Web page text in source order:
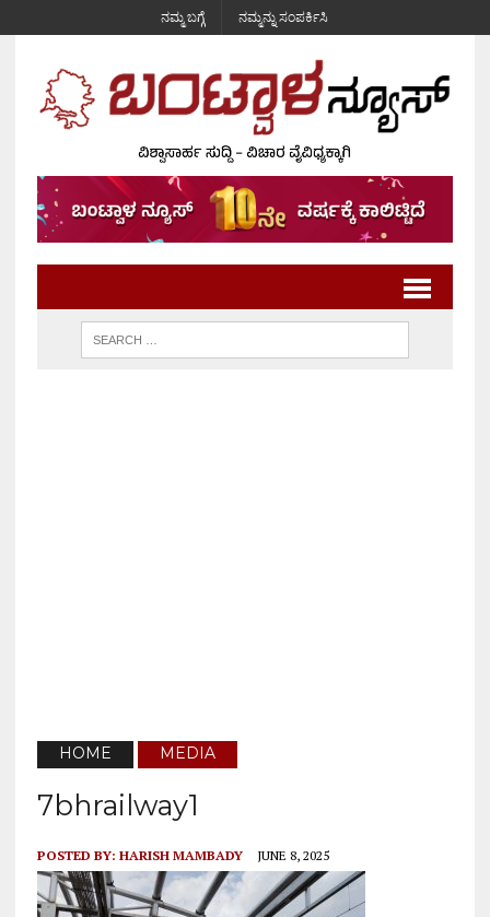
ನಮ್ಮ ಬಗ್ಗೆ ನಮ್ಮನ್ನು ಸಂಪರ್ಕಿಸಿ
HOME MEDIA
7bhrailway1
POSTED BY: HARISH MAMBADY JUNE 8, 2025